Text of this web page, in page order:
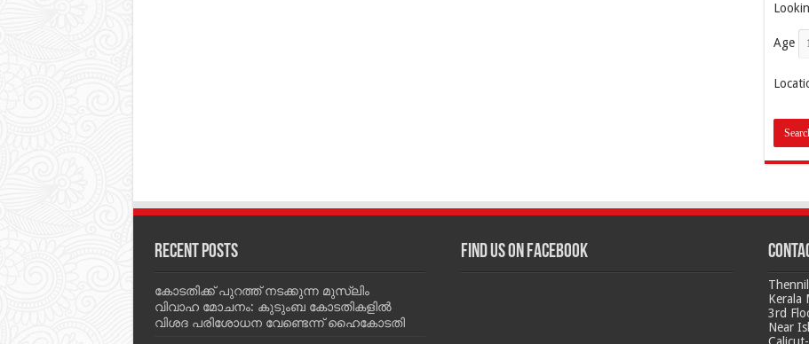
Age
Recent Posts
കോടതിക്ക് പുറത്ത് നടക്കുന്ന മുസ്‌ലിം
വിവാഹ മോചനം: കുടുംബ കോടതികളില്‍
വിശദ പരിശോധന വേണ്ടെന്ന് ഹൈകോടതി
Find us on Facebook
Kerala
3rd
Near